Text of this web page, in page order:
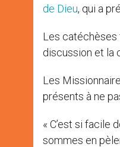
de Dieu, qui a
Les catéchèses
discussion et la
Les
présents à ne
« C’est si facile
sommes en